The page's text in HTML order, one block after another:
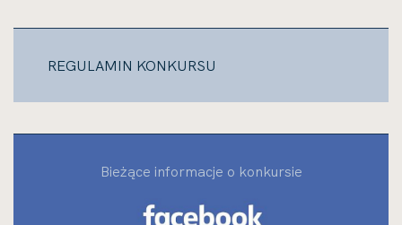
REGULAMIN KONKURSU
Bieżące informacje o konkursie